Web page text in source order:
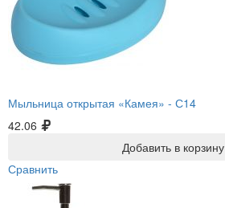
Мыльница открытая «Камея» - С14
42.06
Добавить в корзину
Сравнить